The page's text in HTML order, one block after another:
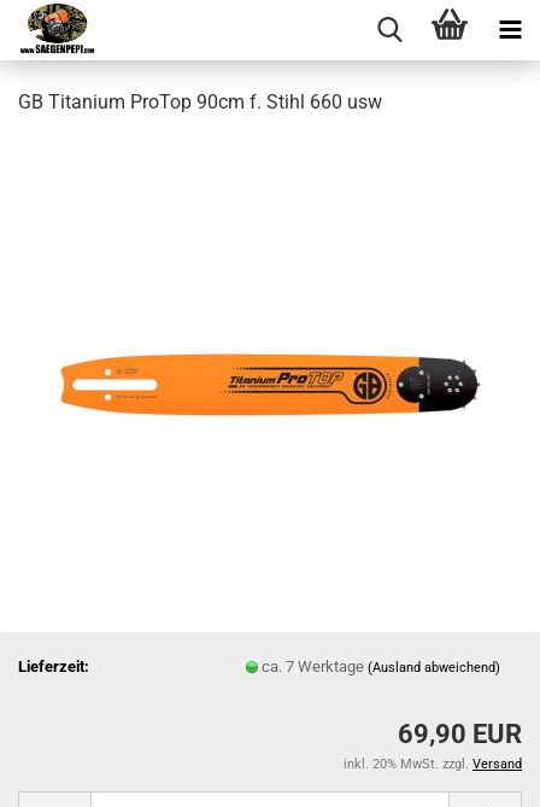
GB Titanium ProTop 90cm f. Stihl 660 usw
Lieferzeit: ca. 7 Werktage(Ausland abweichend)
69,90 EUR
inkl. 20% MwSt. zzgl. Versand